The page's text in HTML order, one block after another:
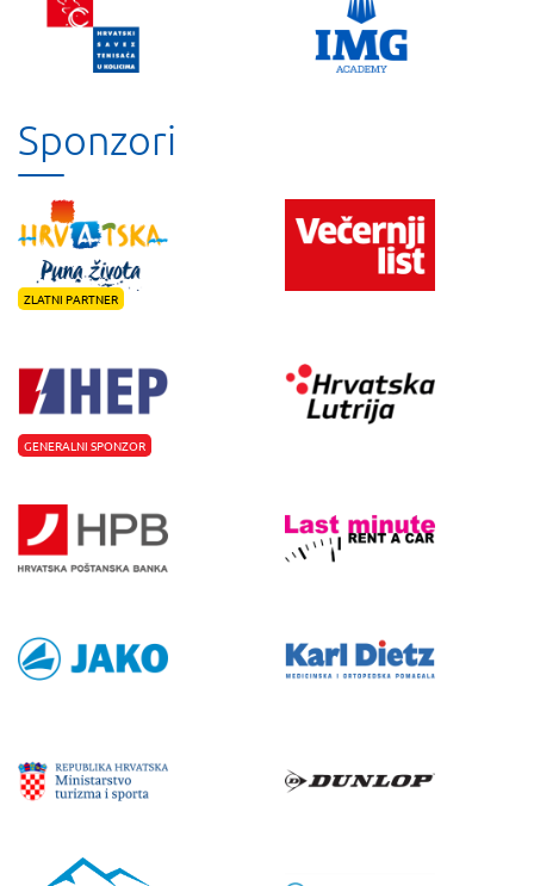
Sponzori
ZLATNI PARTNER
GENERALNI SPONZOR